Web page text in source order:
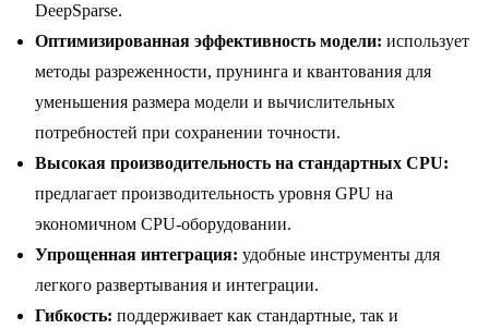
DeepSparse.
Оптимизированная эффективность модели: использует
методы разреженности, прунинга и квантования для
уменьшения размера модели и вычислительных
потребностей при сохранении точности.
Высокая производительность на стандартных CPU:
предлагает производительность уровня GPU на
экономичном CPU-оборудовании.
Упрощенная интеграция: удобные инструменты для
легкого развертывания и интеграции.
Гибкость: поддерживает как стандартные, так и